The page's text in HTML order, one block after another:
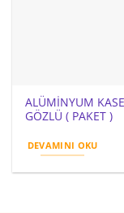
ALÜMİNYUM
GÖZLÜ ( PAKET )
DEVAMINI OKU